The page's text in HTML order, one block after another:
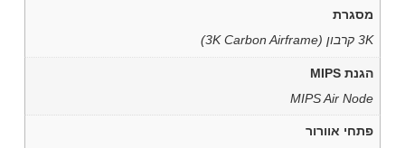
מסגרת
3K קרבון (3K Carbon Airframe)
הגנת MIPS
MIPS Air Node
פתחי אוורור